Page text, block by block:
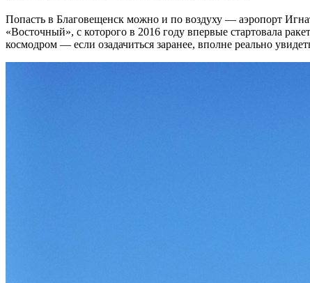
Попасть в Благовещенск можно и по воздуху — аэропорт
«Восточный», с которого в 2016 году впервые стартовала
космодром — если озадачиться заранее, вполне реально